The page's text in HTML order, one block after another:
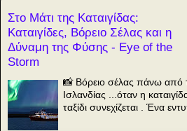
Στο Μάτι της Καταιγίδας:
Καταιγίδες, Βόρειο Σέλας και η
Δύναμη της Φύσης - Eye of the
Storm
📸 Βόρειο σέλας πάνω από
Ισλανδίας ...όταν η
ταξίδι συνεχίζεται . Ένα